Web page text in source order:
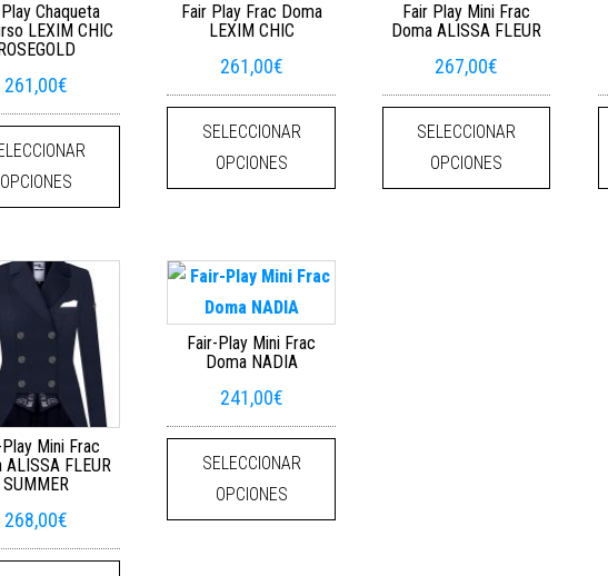
múltiples variantes. Las opciones se pueden elegir en la página de producto
Chaqueta
LEXIM CHIC
ROSEGOLD
261,00€
OPCIONES
Este producto tiene múltiples variantes. Las opciones se pueden
Fair Play Frac Doma
LEXIM CHIC
261,00€
SELECCIONAR
OPCIONES
Este producto tiene múltiples
Fair Play Mini Frac
Doma ALISSA FLEUR
267,00€
SELECCIONAR
OPCIONES
Este
múltiples variantes. Las opciones se pueden elegir en la página de producto
Play Mini Frac
ALISSA FLEUR
SUMMER
268,00€
Este producto tiene múltiples variantes. Las opciones se pueden
Fair-Play Mini Frac
Doma NADIA
241,00€
SELECCIONAR
OPCIONES
Este producto tiene múltiples